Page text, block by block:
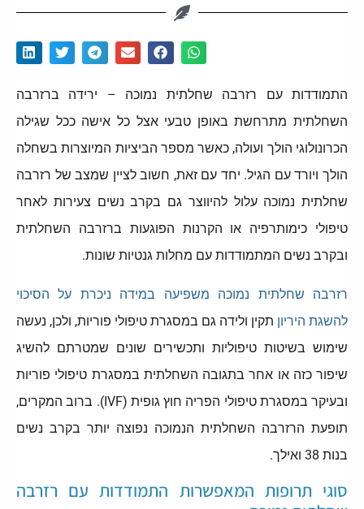
התמודדות עם רזרבה שחלתית נמוכה – ירידה ברזרבה
השחלתית מתרחשת באופן טבעי אצל כל אישה ככל שגילה
הכרונולוגי הולך ועולה, כאשר מספר הביציות המיוצרות בשחלה
הולך ויורד עם הגיל. יחד עם זאת, חשוב לציין שמצב של רזרבה
שחלתית נמוכה עלול להיווצר גם בקרב נשים צעירות לאחר
טיפולי כימותרפיה או הקרנות הפוגעות ברזרבה השחלתית
ובקרב נשים המתמודדות עם מחלות גנטיות שונות.
רזרבה שחלתית נמוכה משפיעה במידה ניכרת על הסיכוי
להשגת היריון תקין ולידה גם במסגרת טיפולי פוריות, ולכן, נעשה
שימוש בשיטות טיפוליות ותכשירים שונים שמטרתם להשיג
שיפור כזה או אחר בתגובה השחלתית במסגרת טיפולי פוריות
ובעיקר במסגרת טיפולי הפריה חוץ גופית (IVF). ברוב המקרים,
תופעת הרזרבה השחלתית הנמוכה נפוצה יותר בקרב נשים
בנות 38 ואילך.
סוגי תרופות המאפשרות התמודדות עם רזרבה